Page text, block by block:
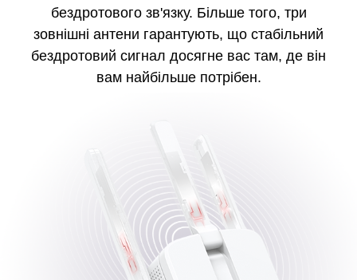
бездротового зв'язку. Більше того, три
зовнішні антени гарантують, що стабільний
бездротовий сигнал досягне вас там, де він
вам найбільше потрібен.